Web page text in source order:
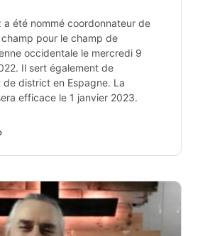
a été nommé coordonnateur de
pour le champ de
occidentale le mercredi 9
Il sert également de
de district en Espagne. La
efficace le 1 janvier 2023.